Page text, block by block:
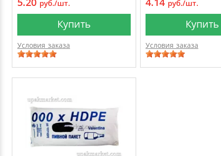
руб./шт.
Купить
Условия заказа
руб./шт.
Купить
Условия заказа